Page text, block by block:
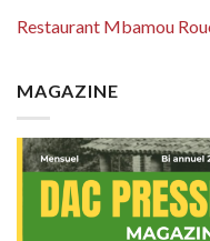
Restaurant Mbamou
MAGAZINE